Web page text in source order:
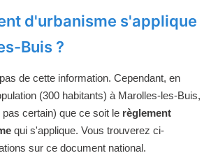
d'urbanisme s'applique
Buis ?
de cette information. Cependant, en
(300 habitants) à Marolles-les-Buis,
certain) que ce soit le règlement
qui s'applique. Vous trouverez ci-
sur ce document national.